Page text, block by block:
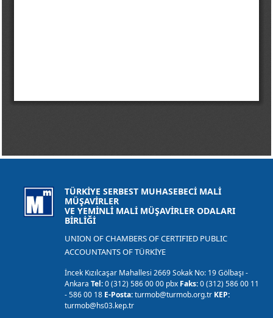
TÜRKİYE SERBEST MUHASEBECİ MALİ
MÜŞAVİRLER
VE YEMİNLİ MALİ MÜŞAVİRLER ODALARI
BİRLİĞİ
UNION OF CHAMBERS OF CERTIFIED PUBLIC
ACCOUNTANTS OF TÜRKİYE
İncek Kızılcaşar Mahallesi 2669 Sokak No: 19 Gölbaşı -
AnkaraTel:0 (312) 586 00 00 pbx Faks:0 (312) 586 00 11
- 586 00 18 E-Posta:turmob@turmob.org.tr KEP:
turmob@hs03.kep.tr